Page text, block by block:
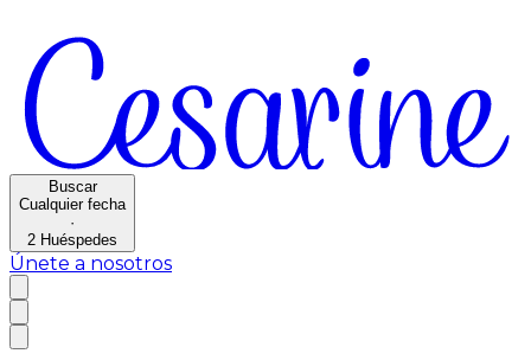
Buscar
Cualquier fecha
·
2 Huéspedes
Únete a nosotros